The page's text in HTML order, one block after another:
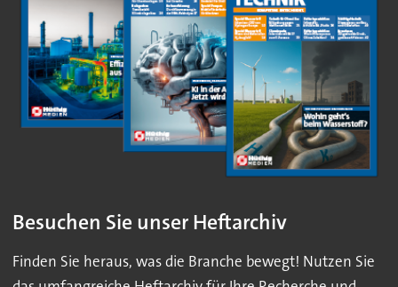
Besuchen Sie unser Heftarchiv
Finden Sie heraus, was die Branche bewegt! Nutzen Sie